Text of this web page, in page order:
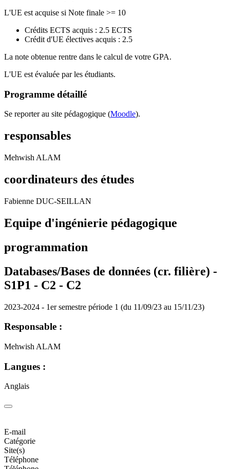
L'UE est acquise si Note finale >= 10
Crédits ECTS acquis : 2.5 ECTS
Crédit d'UE électives acquis : 2.5
La note obtenue rentre dans le calcul de votre GPA.
L'UE est évaluée par les étudiants.
Programme détaillé
Se reporter au site pédagogique (Moodle).
responsables
Mehwish ALAM
coordinateurs des études
Fabienne DUC-SEILLAN
Equipe d'ingénierie pédagogique
programmation
Databases/Bases de données (cr. filière) -
S1P1 - C2 - C2
2023-2024 - 1er semestre période 1 (du 11/09/23 au 15/11/23)
Responsable :
Mehwish ALAM
Langues :
Anglais
E-mail
Catégorie
Site(s)
Téléphone